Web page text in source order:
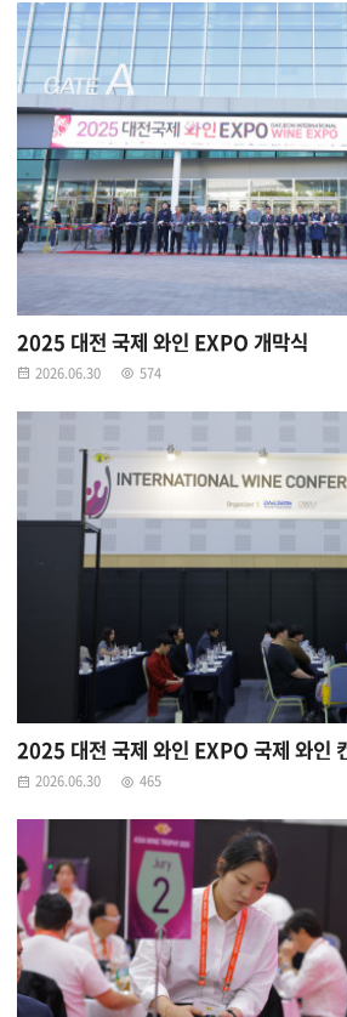
2025 대전 국제 와인 EXPO 개막식
2026.06.30 574
2025 대전 국제 와인 EXPO 국제 와인
2026.06.30 465